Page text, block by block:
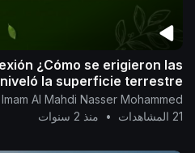
¿Cómo se erigieron las
la superficie terrestre?
Al Mahdi Nasser Mohammed
21 المشاهدات
• منذ 2 سنوات